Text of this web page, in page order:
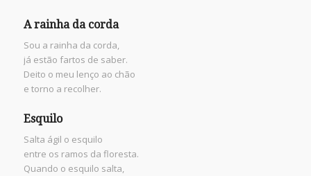
A rainha da corda
Sou a rainha da corda,
já estão fartos de saber.
Deito o meu lenço ao chão
e torno a recolher.
Esquilo
Salta ágil o esquilo
entre os ramos da floresta.
Quando o esquilo salta,